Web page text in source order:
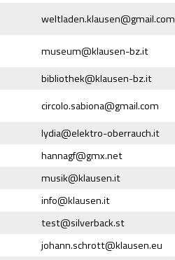
weltladen.klausen@gmail.com
museum@klausen-bz.it
bibliothek@klausen-bz.it
circolo.sabiona@gmail.com
lydia@elektro-oberrauch.it
hannagf@gmx.net
musik@klausen.it
info@klausen.it
test@silverback.st
johann.schrott@klausen.eu